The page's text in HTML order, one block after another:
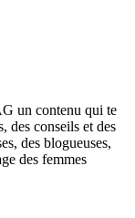
un contenu qui te
des conseils et des
des blogueuses,
des femmes